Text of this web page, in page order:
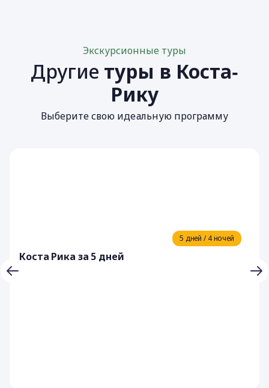
Экскурсионные туры
Другие туры в Коста‐
Рику
Выберите свою идеальную программу
5 дней / 4 ночей
Коста Рика за 5 дней